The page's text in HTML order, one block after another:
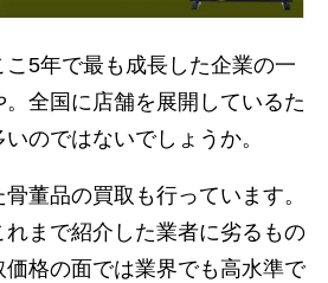
こ5年で最も成長した企業の一
全国に店舗を展開しているた
のではないでしょうか。
董品の買取も行っています。
まで紹介した業者に劣るもの
格の面では業界でも高水準で